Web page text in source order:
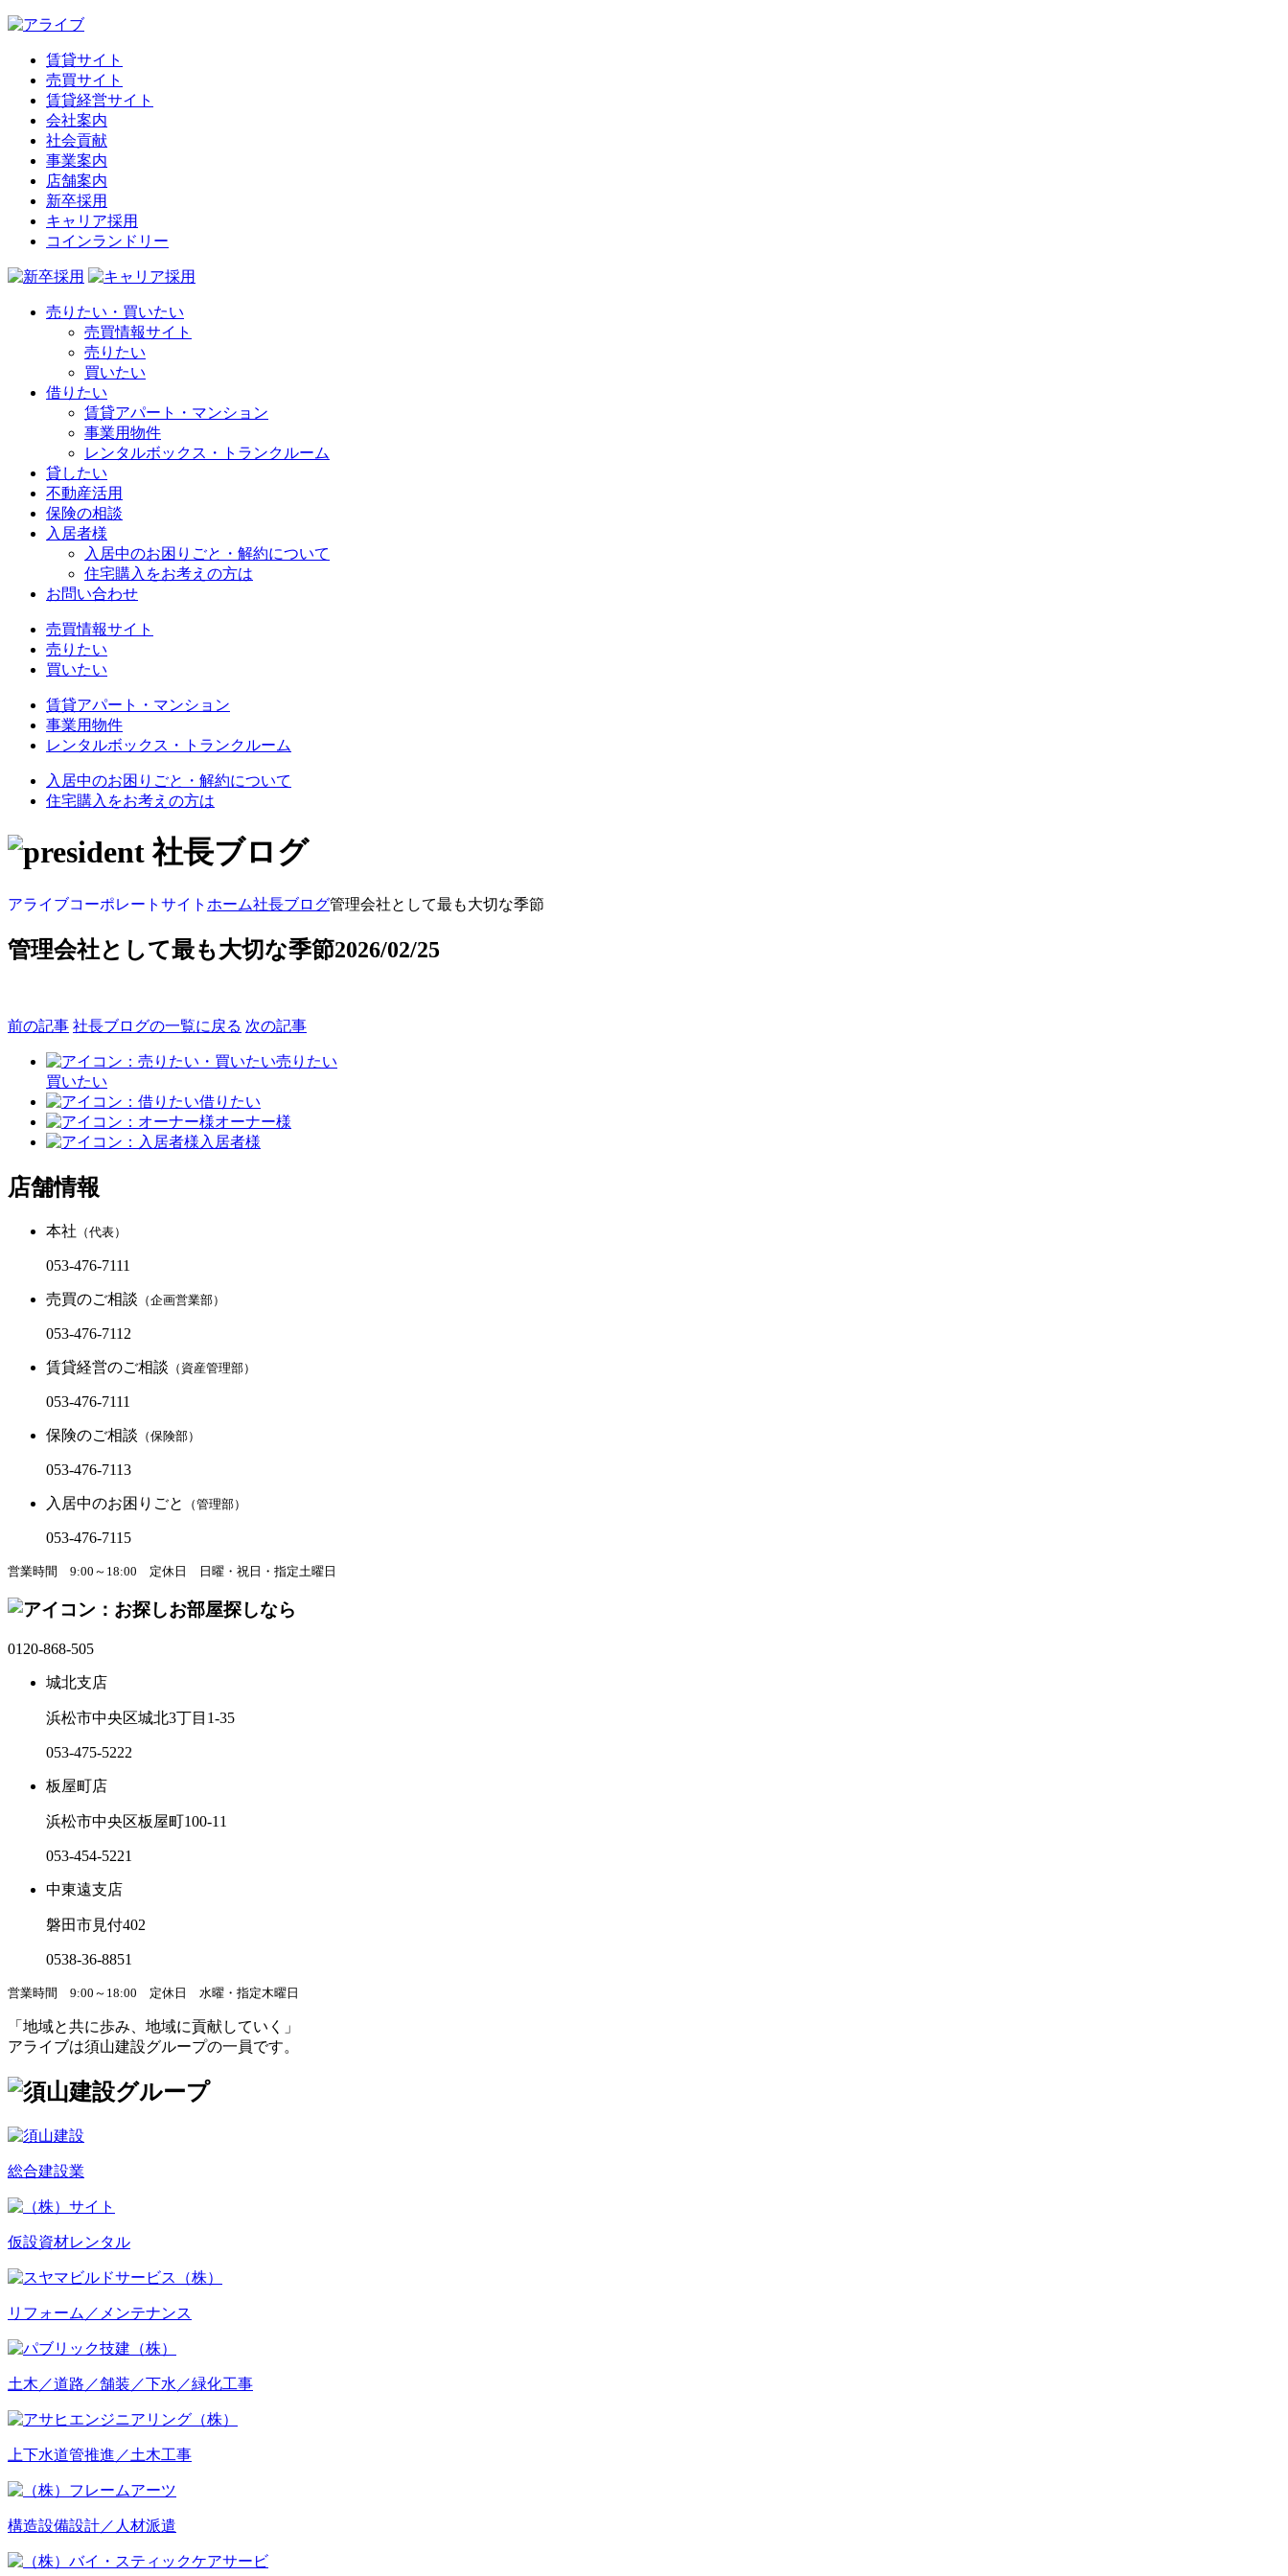
賃貸サイト
売買サイト
賃貸経営サイト
会社案内
社会貢献
事業案内
店舗案内
新卒採用
キャリア採用
コインランドリー
売りたい・買いたい
売買情報サイト
売りたい
買いたい
借りたい
賃貸アパート・マンション
事業用物件
レンタルボックス・トランクルーム
貸したい
不動産活用
保険の相談
入居者様
入居中のお困りごと・解約について
住宅購入をお考えの方は
お問い合わせ
売買情報サイト
売りたい
買いたい
賃貸アパート・マンション
事業用物件
レンタルボックス・トランクルーム
入居中のお困りごと・解約について
住宅購入をお考えの方は
社長ブログ
アライブコーポレートサイト ホーム社長ブログ管理会社として最も大切な季節
管理会社として最も大切な季節2026/02/25
前の記事 社長ブログの一覧に戻る 次の記事
売りたい
買いたい
借りたい
オーナー様
入居者様
店舗情報
本社 （代表）
053-476-7111
売買のご相談 （企画営業部）
053-476-7112
賃貸経営のご相談 （資産管理部）
053-476-7111
保険のご相談 （保険部）
053-476-7113
入居中のお困りごと （管理部）
053-476-7115
営業時間 9:00～18:00 定休日 日曜・祝日・指定土曜日
お部屋探しなら
0120-868-505
城北支店
浜松市中央区城北3丁目1-35
053-475-5222
板屋町店
浜松市中央区板屋町100-11
053-454-5221
中東遠支店
磐田市見付402
0538-36-8851
営業時間 9:00～18:00 定休日 水曜・指定木曜日
「地域と共に歩み、地域に貢献していく」
アライブは須山建設グループの一員です。
総合建設業
仮設資材レンタル
リフォーム／ メンテナンス
土木／道路／舗装／下水／緑化工事
上下水道管推進／土木工事
構造設備設計／ 人材派遣